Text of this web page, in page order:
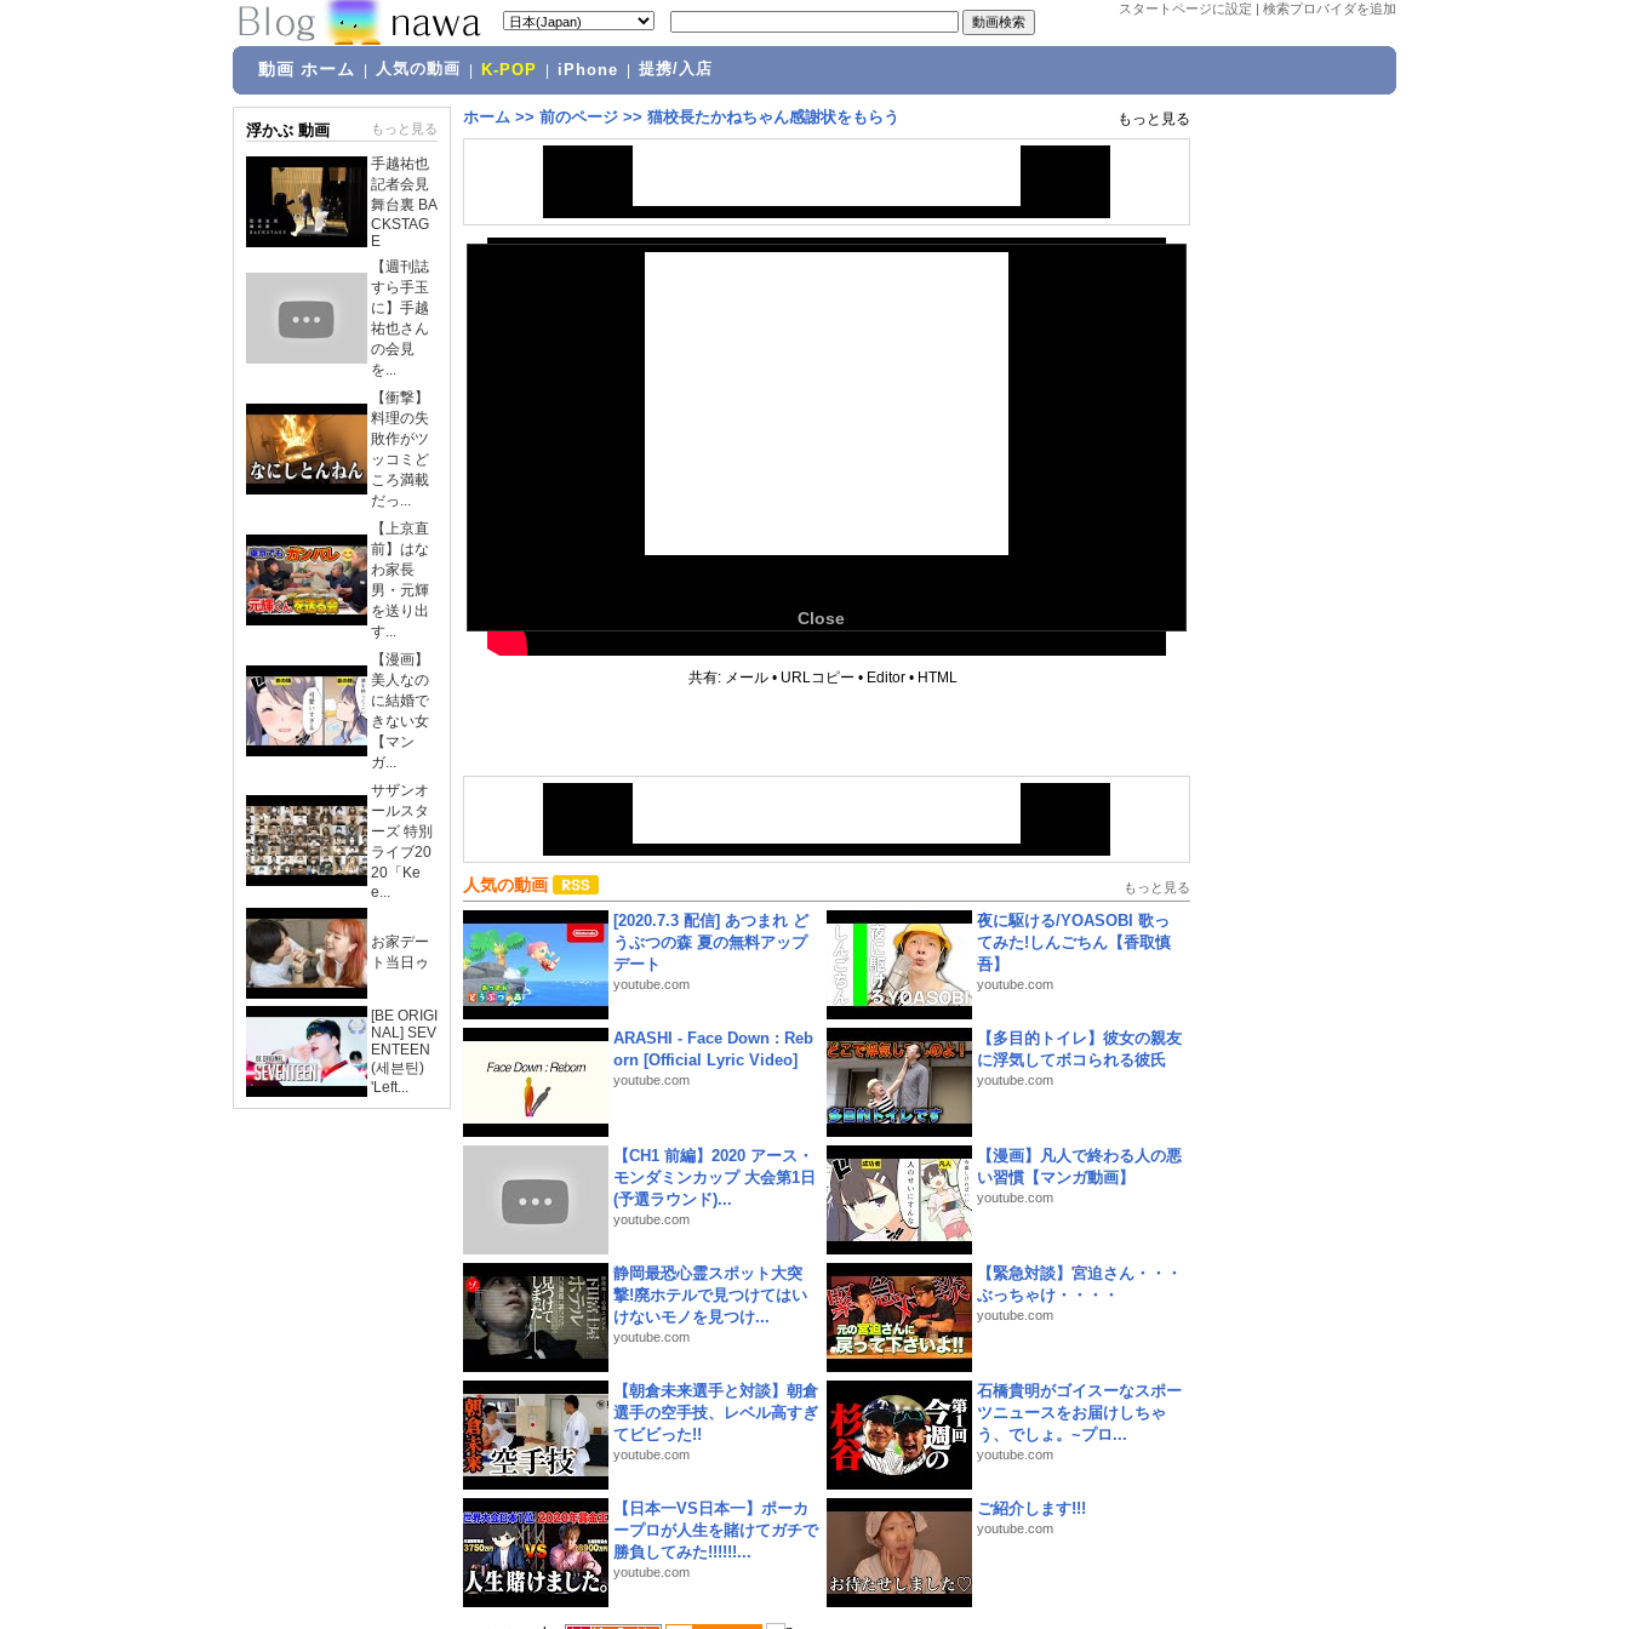
スタートページに設定 | 検索プロバイダを追加
動画 ホーム 人気の動画 K-POP iPhone 提携/入店
浮かぶ 動画 もっと見る
手越祐也
記者会見
舞台裏 BA
CKSTAG
E
【週刊誌
すら手玉
に】手越
祐也さん
の会見
を...
【衝撃】
料理の失
敗作がツ
ッコミど
ころ満載
だっ...
【上京直
前】はな
わ家長
男・元輝
を送り出
す...
【漫画】
美人なの
に結婚で
きない女
【マン
ガ...
サザンオ
ールスタ
ーズ 特別
ライブ20
20「Ke
e...
お家デー
ト当日ゥ
[BE ORIGI
NAL] SEV
ENTEEN
(세븐틴)
'Left...
ホーム >> 前のページ >> 猫校長たかねちゃん感謝状をもらう もっと見る
Close
共有: メール • URLコピー • Editor • HTML
人気の動画 もっと見る
[2020.7.3 配信] あつまれ ど
うぶつの森 夏の無料アップ
デート
youtube.com
夜に駆ける/YOASOBI 歌っ
てみた!しんごちん【香取慎
吾】
youtube.com
ARASHI - Face Down : Reb
orn [Official Lyric Video]
youtube.com
【多目的トイレ】彼女の親友
に浮気してボコられる彼氏
youtube.com
【CH1 前編】2020 アース・
モンダミンカップ 大会第1日
(予選ラウンド)...
youtube.com
【漫画】凡人で終わる人の悪
い習慣【マンガ動画】
youtube.com
静岡最恐心霊スポット大突
撃!廃ホテルで見つけてはい
けないモノを見つけ...
youtube.com
【緊急対談】宮迫さん・・・
ぶっちゃけ・・・・
youtube.com
【朝倉未来選手と対談】朝倉
選手の空手技、レベル高すぎ
てビビった!!
youtube.com
石橋貴明がゴイスーなスポー
ツニュースをお届けしちゃ
う、でしょ。~プロ...
youtube.com
【日本一VS日本一】ポーカ
ープロが人生を賭けてガチで
勝負してみた!!!!!!...
youtube.com
ご紹介します!!!
youtube.com